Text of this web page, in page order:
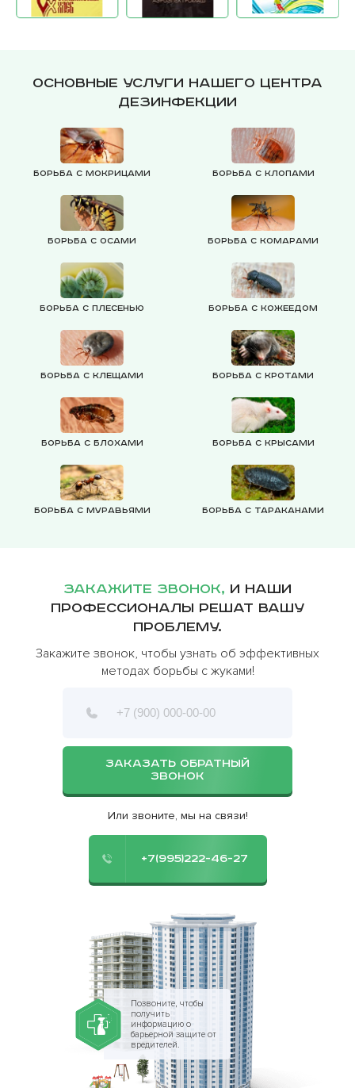
Основные услуги нашего центра
дезинфекции
Борьба с мокрицами Борьба с клопами
Борьба с осами Борьба с комарами
Борьба с плесенью Борьба с кожеедом
Борьба с клещами Борьба с кротами
Борьба с блохами Борьба с крысами
Борьба с муравьями Борьба с тараканами
Закажите звонок, и наши
профессионалы решат вашу
проблему.
Закажите звонок, чтобы узнать об эффективных
методах борьбы с жуками!
ЗАКАЗАТЬ ОБРАТНЫЙ
ЗВОНОК
Или звоните, мы на связи!
+7(995)222-46-27
Позвоните, чтобы
получить
информацию о
барьерной защите от
вредителей.